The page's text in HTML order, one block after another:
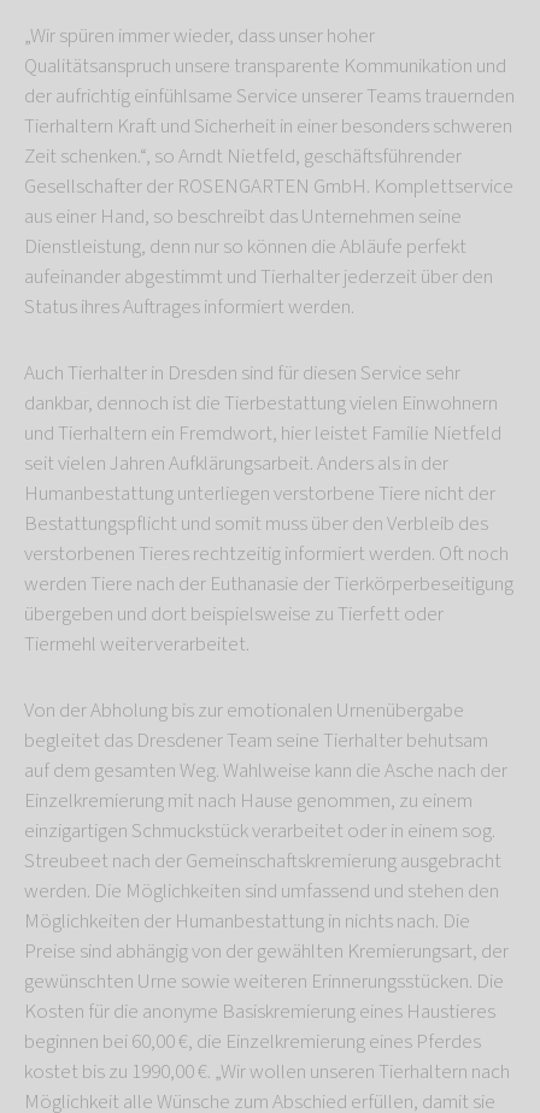
„Wir spüren immer wieder, dass unser hoher
Qualitätsanspruch unsere transparente Kommunikation und
der aufrichtig einfühlsame Service unserer Teams trauernden
Tierhaltern Kraft und Sicherheit in einer besonders schweren
Zeit schenken.“, so Arndt Nietfeld, geschäftsführender
Gesellschafter der ROSENGARTEN GmbH. Komplettservice
aus einer Hand, so beschreibt das Unternehmen seine
Dienstleistung, denn nur so können die Abläufe perfekt
aufeinander abgestimmt und Tierhalter jederzeit über den
Status ihres Auftrages informiert werden.
Auch Tierhalter in Dresden sind für diesen Service sehr
dankbar, dennoch ist die Tierbestattung vielen Einwohnern
und Tierhaltern ein Fremdwort, hier leistet Familie Nietfeld
seit vielen Jahren Aufklärungsarbeit. Anders als in der
Humanbestattung unterliegen verstorbene Tiere nicht der
Bestattungspflicht und somit muss über den Verbleib des
verstorbenen Tieres rechtzeitig informiert werden. Oft noch
werden Tiere nach der Euthanasie der Tierkörperbeseitigung
übergeben und dort beispielsweise zu Tierfett oder
Tiermehl weiterverarbeitet.
Von der Abholung bis zur emotionalen Urnenübergabe
begleitet das Dresdener Team seine Tierhalter behutsam
auf dem gesamten Weg. Wahlweise kann die Asche nach der
Einzelkremierung mit nach Hause genommen, zu einem
einzigartigen Schmuckstück verarbeitet oder in einem sog.
Streubeet nach der Gemeinschaftskremierung ausgebracht
werden. Die Möglichkeiten sind umfassend und stehen den
Möglichkeiten der Humanbestattung in nichts nach. Die
Preise sind abhängig von der gewählten Kremierungsart, der
gewünschten Urne sowie weiteren Erinnerungsstücken. Die
Kosten für die anonyme Basiskremierung eines Haustieres
beginnen bei 60,00 €, die Einzelkremierung eines Pferdes
kostet bis zu 1990,00 €. „Wir wollen unseren Tierhaltern nach
Möglichkeit alle Wünsche zum Abschied erfüllen, damit sie